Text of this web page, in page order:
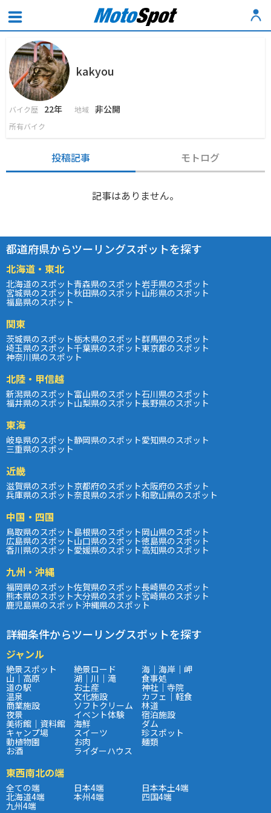
kakyou
バイク歴 22年 地域 非公開
所有バイク
投稿記事 モトログ
記事はありません。
都道府県からツーリングスポットを探す
北海道・東北
北海道のスポット青森県のスポット岩手県のスポット
宮城県のスポット秋田県のスポット山形県のスポット
福島県のスポット
関東
茨城県のスポット栃木県のスポット群馬県のスポット
埼玉県のスポット千葉県のスポット東京都のスポット
神奈川県のスポット
北陸・甲信越
新潟県のスポット富山県のスポット石川県のスポット
福井県のスポット山梨県のスポット長野県のスポット
東海
岐阜県のスポット静岡県のスポット愛知県のスポット
三重県のスポット
近畿
滋賀県のスポット京都府のスポット大阪府のスポット
兵庫県のスポット奈良県のスポット和歌山県のスポット
中国・四国
鳥取県のスポット島根県のスポット岡山県のスポット
広島県のスポット山口県のスポット徳島県のスポット
香川県のスポット愛媛県のスポット高知県のスポット
九州・沖縄
福岡県のスポット佐賀県のスポット長崎県のスポット
熊本県のスポット大分県のスポット宮崎県のスポット
鹿児島県のスポット沖縄県のスポット
詳細条件からツーリングスポットを探す
ジャンル
絶景スポット 絶景ロード 海｜海岸｜岬
山｜高原 湖｜川｜滝 食事処
道の駅 お土産 神社｜寺院
温泉 文化施設 カフェ｜軽食
商業施設 ソフトクリーム 林道
夜景 イベント体験 宿泊施設
美術館｜資料館 海鮮 ダム
キャンプ場 スイーツ 珍スポット
動植物園 お肉 麺類
お酒 ライダーハウス
東西南北の端
全ての端 日本4端 日本本土4端
北海道4端 本州4端 四国4端
九州4端